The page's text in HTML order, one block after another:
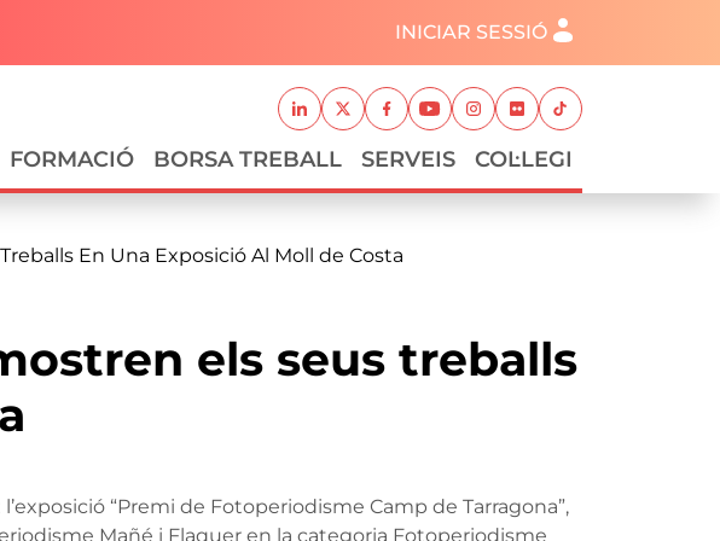
Menú del compte d'usuari
INICIAR SESSIÓ
Xarxes socials
LinkedinTwitterFacebook
YoutubeInstagram
FlickrTikTok
FORMACIÓ BORSA TREBALL SERVEIS COL·LEGI
En Una Exposició Al Moll de Costa
els seus treballs
“Premi de Fotoperiodisme Camp de Tarragona”,
Mañé i Flaquer en la categoria Fotoperiodisme